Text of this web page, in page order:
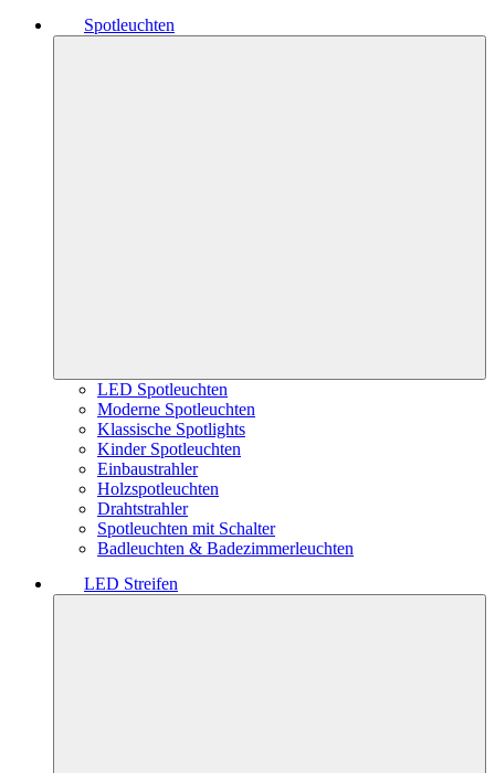
Spotleuchten
LED Spotleuchten
Moderne Spotleuchten
Klassische Spotlights
Kinder Spotleuchten
Einbaustrahler
Holzspotleuchten
Drahtstrahler
Spotleuchten mit Schalter
Badleuchten & Badezimmerleuchten
LED Streifen